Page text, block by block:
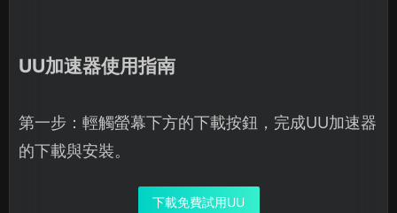
UU加速器使用指南
第一步：輕觸螢幕下方的下載按鈕，完成UU加速器
的下載與安裝。
下載免費試用UU